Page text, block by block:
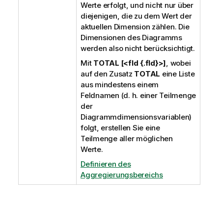
Werte erfolgt, und nicht nur über
diejenigen, die zu dem Wert der
aktuellen Dimension zählen. Die
Dimensionen des Diagramms
werden also nicht berücksichtigt.
Mit TOTAL [<fld {.fld}>], wobei
auf den Zusatz TOTAL eine Liste
aus mindestens einem
Feldnamen (d. h. einer Teilmenge
der
Diagrammdimensionsvariablen)
folgt, erstellen Sie eine
Teilmenge aller möglichen
Werte.
Definieren des
Aggregierungsbereichs